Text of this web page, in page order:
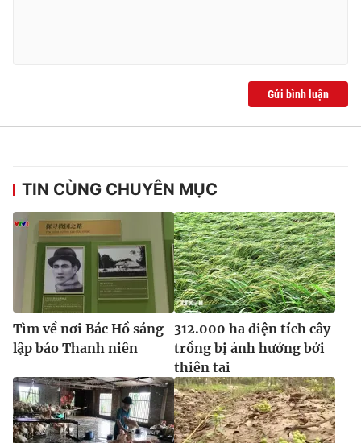
Gửi bình luận
TIN CÙNG CHUYÊN MỤC
Tìm về nơi Bác Hồ sáng
lập báo Thanh niên
312.000 ha diện tích cây
trồng bị ảnh hưởng bởi
thiên tai